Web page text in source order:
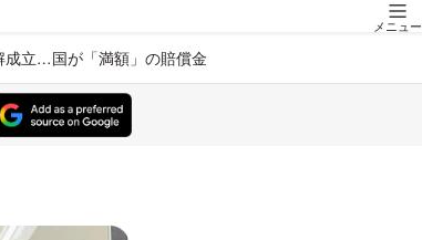
メニュー
成立…国が「満額」の賠償金